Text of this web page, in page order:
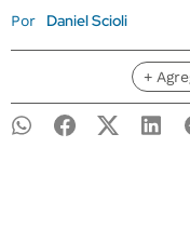
Por Daniel Scioli
+